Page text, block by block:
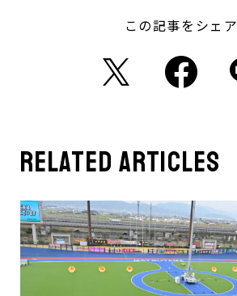
この記事をシェア
related articles